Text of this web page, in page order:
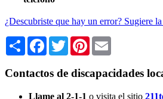
¿Descubriste que hay un error? Sugiere
Share Facebook
TwitterPinterest
Contactos de discapacidades
Llame al 2-1-1 o visita el sitio